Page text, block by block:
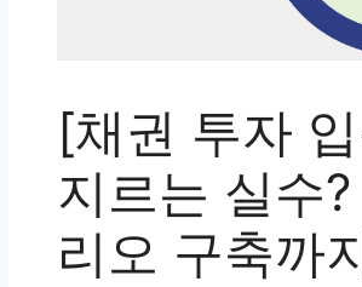
[채권 투자
지르는 실수
리오 구축까